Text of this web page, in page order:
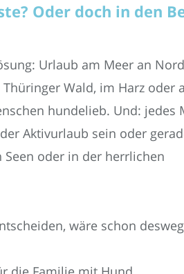
Oder doch in den
Urlaub am Meer an
Wald, im Harz oder
hundelieb. Und: jedes
Aktivurlaub sein oder
oder in der herrlichen
wäre schon